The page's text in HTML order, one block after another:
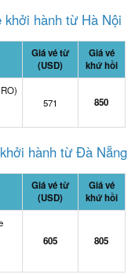
khởi hành từ Hà Nội
Giá vé từ
(USD)
Giá vé
khứ hồi
571 850
hành từ Đà Nẵng
Giá vé từ
(USD)
Giá vé
khứ hồi
605 805